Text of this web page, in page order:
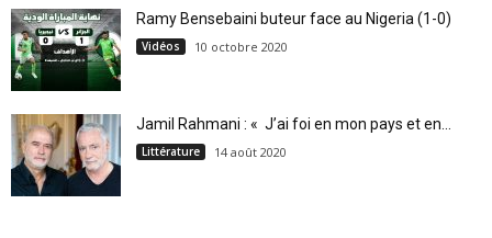
Ramy Bensebaini buteur face au Nigeria (1-0)
Vidéos 10 octobre 2020
Jamil Rahmani : « J’ai foi en mon pays et en...
Littérature 14 août 2020